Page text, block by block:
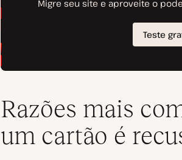
Razões mais
um cartão é